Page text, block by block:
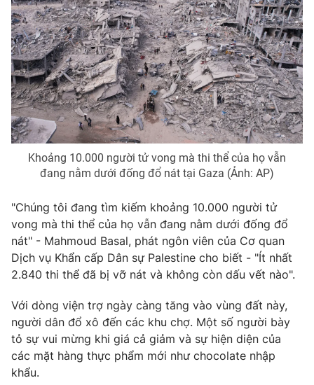
Chuyên mục khác
Emagazine Podcast
Photo Infographic
Video Shorts video
VTV Money VTV Thể thao
VTV Sức khoẻ Bất động sản
Thị trường 24h Tấm lòng Việt
VTV4 Vươn mình bằng AI
VTV9 VTV8
Liên hệ tòa soạn English
Khoảng 10.000 người tử vong mà thi thể của họ vẫn
đang nằm dưới đống đổ nát tại Gaza (Ảnh: AP)
"Chúng tôi đang tìm kiếm khoảng 10.000 người tử
vong mà thi thể của họ vẫn đang nằm dưới đống đổ
nát" - Mahmoud Basal, phát ngôn viên của Cơ quan
Dịch vụ Khẩn cấp Dân sự Palestine cho biết - "Ít nhất
2.840 thi thể đã bị vỡ nát và không còn dấu vết nào".
Với dòng viện trợ ngày càng tăng vào vùng đất này,
người dân đổ xô đến các khu chợ. Một số người bày
tỏ sự vui mừng khi giá cả giảm và sự hiện diện của
các mặt hàng thực phẩm mới như chocolate nhập
khẩu.